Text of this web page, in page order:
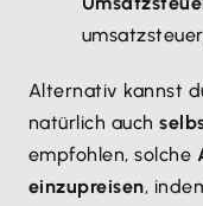
Alternativ kannst
natürlich auch
empfohlen, solche
einzupreisen,